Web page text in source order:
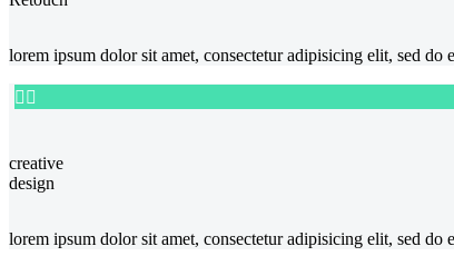
lorem ipsum dolor sit amet, consectetur adipisicing elit, sed
 
creative
design
lorem ipsum dolor sit amet, consectetur adipisicing elit, sed